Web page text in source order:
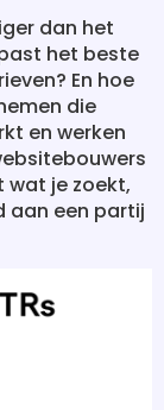
dan het
het beste
En hoe
die
en werken
wat je zoekt,
aan een partij